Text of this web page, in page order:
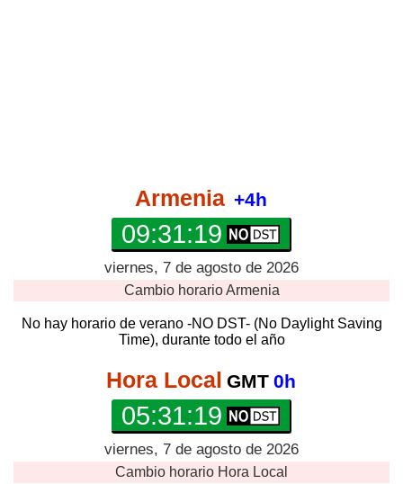
Armenia +4h
09:31:20
viernes, 7 de agosto de 2026
Cambio horarioArmenia
No hay horario de verano -NO DST- (No Daylight Saving
Time), durante todo el año
Hora Local GMT 0h
05:31:20
viernes, 7 de agosto de 2026
Cambio horario Hora Local